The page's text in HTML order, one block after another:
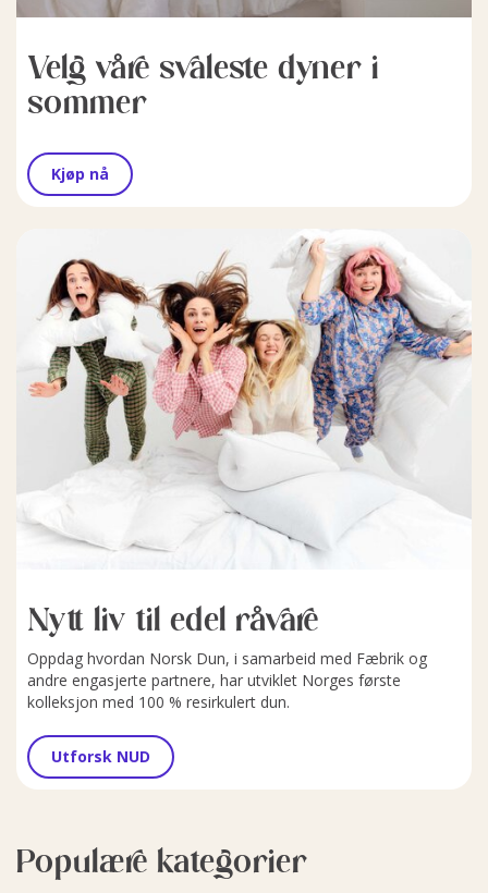
Velg våre svaleste dyner i
sommer
Kjøp nå
Nytt liv til edel råvare
Oppdag hvordan Norsk Dun, i samarbeid med Fæbrik og
andre engasjerte partnere, har utviklet Norges første
kolleksjon med 100 % resirkulert dun.
Utforsk NUD
Populære kategorier